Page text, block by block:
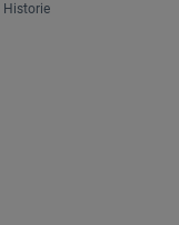
Historie